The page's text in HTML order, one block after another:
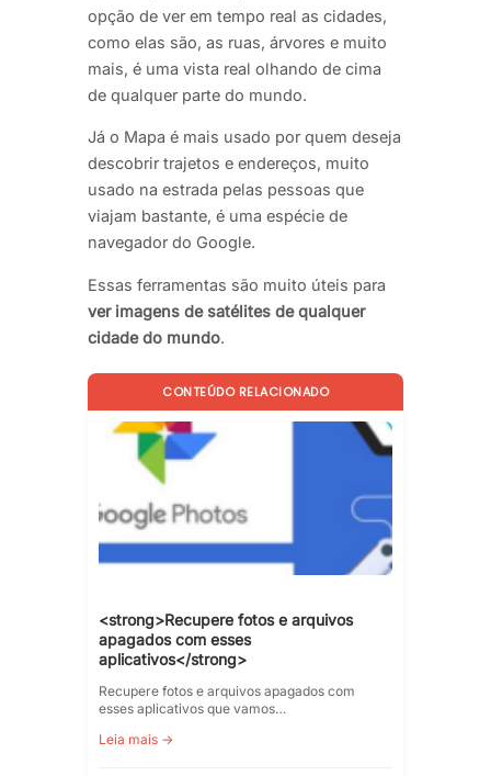
opção de ver em tempo real as cidades,
como elas são, as ruas, árvores e muito
mais, é uma vista real olhando de cima
de qualquer parte do mundo.
Já o Mapa é mais usado por quem deseja
descobrir trajetos e endereços, muito
usado na estrada pelas pessoas que
viajam bastante, é uma espécie de
navegador do Google.
Essas ferramentas são muito úteis para
ver imagens de satélites de qualquer
cidade do mundo.
CONTEÚDO RELACIONADO
<strong>Recupere fotos e arquivos
apagados com esses
aplicativos</strong>
Recupere fotos e arquivos apagados com
esses aplicativos que vamos…
Leia mais →